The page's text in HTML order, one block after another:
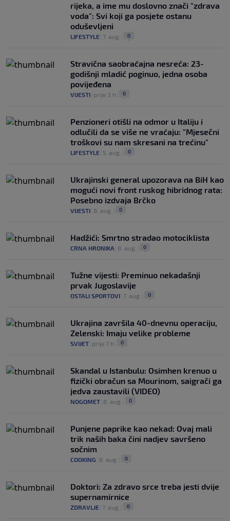
rijeka, a ime mu doslovno znači "zdrava
voda": Svi koji ga posjete ostanu
oduševljeni
LIFESTYLE 7. aug. 0
Stravična saobraćajna nesreća: 23-
godišnji mladić poginuo, jedna osoba
povijeđena
VIJESTI prije 3 h 0
Penzioneri otišli na odmor u Italiju i
odlučili da se više ne vraćaju: "Mjesečni
troškovi su nam skresani na trećinu"
LIFESTYLE 5. aug. 0
Ukrajinski general upozorava na BiH kao
mogući novi front ruskog hibridnog rata:
Posebno izdvaja Brčko
VIJESTI 8. aug. 0
Hadžići: Smrtno stradao motociklista
CRNA HRONIKA 8. aug. 0
Tužne vijesti: Preminuo nekadašnji
prvak Jugoslavije
OSTALI SPORTOVI 7. aug. 0
Ukrajina završila 40-dnevnu operaciju,
Zelenski: Imaju velike probleme
SVIJET prije 7 h 0
Skandal u Istanbulu: Osimhen krenuo u
fizički obračun sa Mourinom, saigrači ga
jedva zaustavili (VIDEO)
NOGOMET 8. aug. 0
Punjene paprike kao nekad: Ovaj mali
trik naših baka čini nadjev savršeno
sočnim
COOKING 8. aug. 0
Doktori: Za zdravo srce treba jesti dvije
supernamirnice
ZDRAVLJE 7. aug. 0